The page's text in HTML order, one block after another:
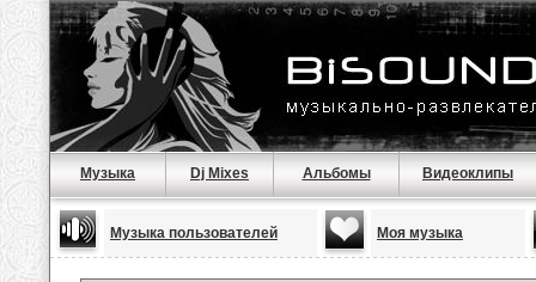
Музыка Dj Mixes Альбомы Видеоклипы
Музыка пользователей Моя музыка